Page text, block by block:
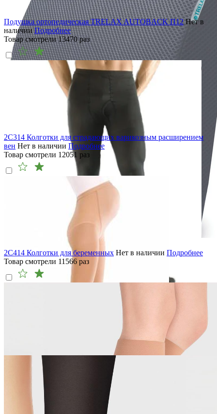
Подушка ортопедическая TRELAX AUTOBACK П12 Нет в
наличии Подробнее
Товар смотрели13470раз
2C314 Колготки для страдающих варикозным расширением
вен Нет в наличии Подробнее
Товар смотрели 12051 раз
2C414 Колготки для беременных Нет в наличии Подробнее
Товар смотрели 11566 раз